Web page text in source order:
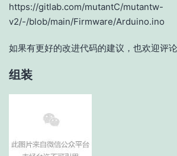
https://gitlab.com/mutantC/mutantw-
v2/-/blob/main/Firmware/Arduino.ino
如果有更好的改进代码的建议，也欢迎评论
组装